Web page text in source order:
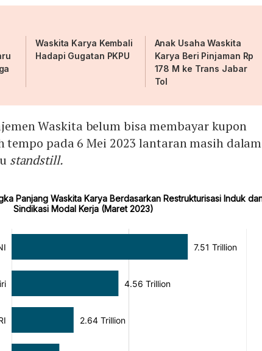
Waskita Karya Kembali
Hadapi Gugatan PKPU
Anak Usaha Waskita
Karya Beri Pinjaman Rp
178 M ke Trans Jabar
Tol
Waskita belum bisa membayar kupon
tempo pada 6 Mei 2023 lantaran masih dalam
standstill.